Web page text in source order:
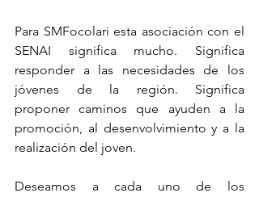
Para SMFocolari esta asociación con el
SENAI significa mucho. Significa
responder a las necesidades de los
jóvenes de la región. Significa
proponer caminos que ayuden a la
promoción, al desenvolvimiento y a la
realización del joven.
Deseamos a cada uno de los